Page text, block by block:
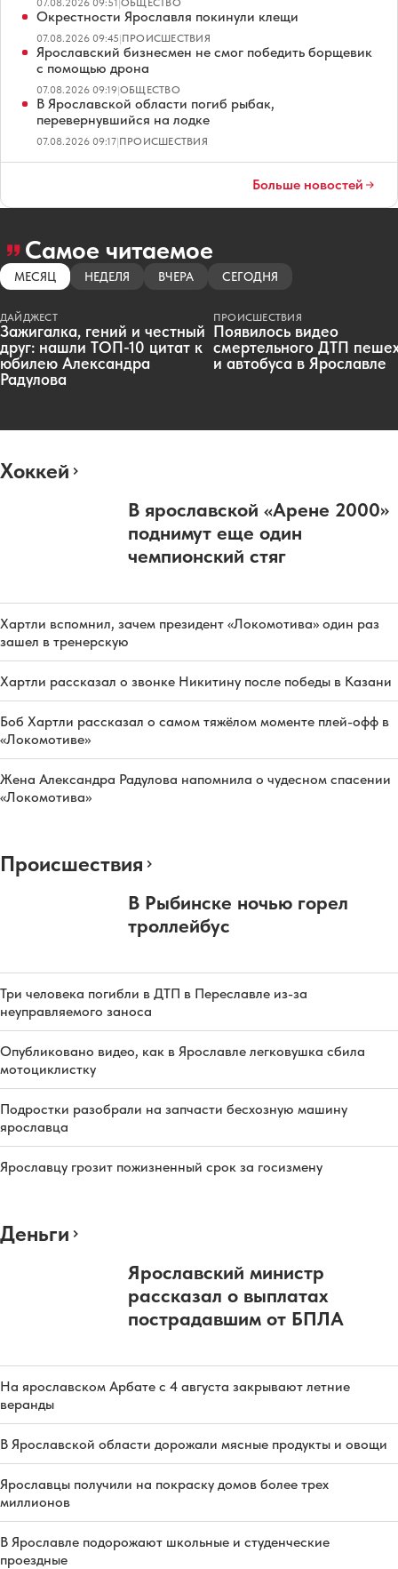
07.08.2026 09:51 ОБЩЕСТВО
Окрестности Ярославля покинули клещи
07.08.2026 09:45|ПРОИСШЕСТВИЯ
Ярославский бизнесмен не смог победить борщевик
с помощью дрона
07.08.2026 09:19|ОБЩЕСТВО
В Ярославской области погиб рыбак,
перевернувшийся на лодке
07.08.2026 09:17|ПРОИСШЕСТВИЯ
Больше новостей
Самое читаемое
МЕСЯЦ НЕДЕЛЯ ВЧЕРА СЕГОДНЯ
ДАЙДЖЕСТ
Зажигалка, гений и честный
друг: нашли ТОП-10 цитат к
юбилею Александра
Радулова
ПРОИСШЕСТВИЯ
Появилось видео
смертельного ДТП
и автобуса в Ярославле
Хоккей
В ярославской «Арене 2000»
поднимут еще один
чемпионский стяг
Хартли вспомнил, зачем президент «Локомотива» один раз
зашел в тренерскую
Хартли рассказал о звонке Никитину после победы в Казани
Боб Хартли рассказал о самом тяжёлом моменте плей-офф в
«Локомотиве»
Жена Александра Радулова напомнила о чудесном спасении
«Локомотива»
Происшествия
В Рыбинске ночью горел
троллейбус
Три человека погибли в ДТП в Переславле из-за
неуправляемого заноса
Опубликовано видео, как в Ярославле легковушка сбила
мотоциклистку
Подростки разобрали на запчасти бесхозную машину
ярославца
Ярославцу грозит пожизненный срок за госизмену
Деньги
Ярославский министр
рассказал о выплатах
пострадавшим от БПЛА
На ярославском Арбате с 4 августа закрывают летние
веранды
В Ярославской области дорожали мясные продукты и овощи
Ярославцы получили на покраску домов более трех
миллионов
В Ярославле подорожают школьные и студенческие
проездные